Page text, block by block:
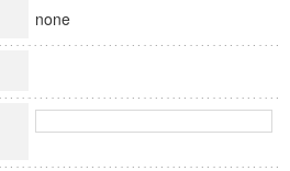
none